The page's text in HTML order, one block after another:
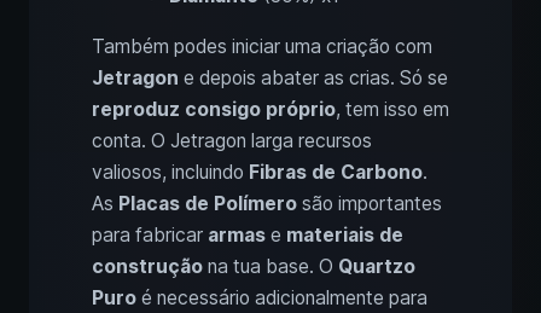
Também podes iniciar uma criação com
Jetragon e depois abater as crias. Só se
reproduz consigo próprio, tem isso em
conta. O Jetragon larga recursos
valiosos, incluindo Fibras de Carbono.
As Placas de Polímero são importantes
para fabricar armas e materiais de
construção na tua base. O Quartzo
Puro é necessário adicionalmente para